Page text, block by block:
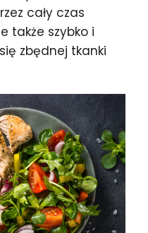
cały czas
także szybko i
zbędnej tkanki